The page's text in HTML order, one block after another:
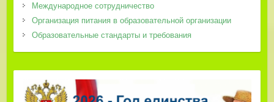
Международное сотрудничество
Организация питания в образовательной организации
Образовательные стандарты и требования